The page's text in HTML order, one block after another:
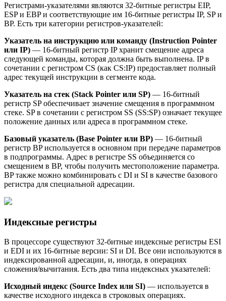
Регистрами-указателями являются 32-битные регистры EIP,
ESP и EBP и соответствующие им 16-битные регистры IP, SP и
BP. Есть три категории регистров-указателей:
Указатель на инструкцию или команду (Instruction Pointer
или IP) — 16-битный регистр IP хранит смещение адреса
следующей команды, которая должна быть выполнена. IP в
сочетании с регистром CS (как CS:IP) предоставляет полный
адрес текущей инструкции в сегменте кода.
Указатель на стек (Stack Pointer или SP) — 16-битный
регистр SP обеспечивает значение смещения в программном
стеке. SP в сочетании с регистром SS (SS:SP) означает текущее
положение данных или адреса в программном стеке.
Базовый указатель (Base Pointer или BP) — 16-битный
регистр BP используется в основном при передаче параметров
в подпрограммы. Адрес в регистре SS объединяется со
смещением в BP, чтобы получить местоположение параметра.
BP также можно комбинировать с DI и SI в качестве базового
регистра для специальной адресации.
Индексные регистры
В процессоре существуют 32-битные индексные регистры ESI
и EDI и их 16-битные версии: SI и DI. Все они используются в
индексированной адресации, и, иногда, в операциях
сложения/вычитания. Есть два типа индексных указателей:
Исходный индекс (Source Index или SI) — используется в
качестве исходного индекса в строковых операциях.